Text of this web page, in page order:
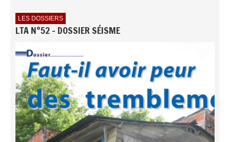
LES DOSSIERS
LTA N°52 - DOSSIER SÉISME